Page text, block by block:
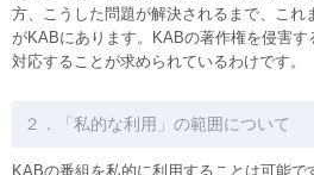
方、こうした問題が解決されるまで、これ
がKABにあります。KABの著作権を侵害す
対応することが求められているわけです。
２．「私的な利用」の範囲について
KABの番組を私的に利用することは可能で